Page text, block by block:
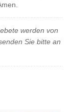
werden von
Sie bitte an